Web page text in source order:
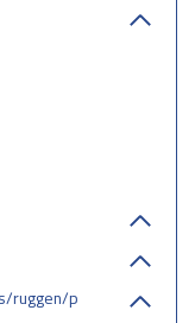
parkeerstops